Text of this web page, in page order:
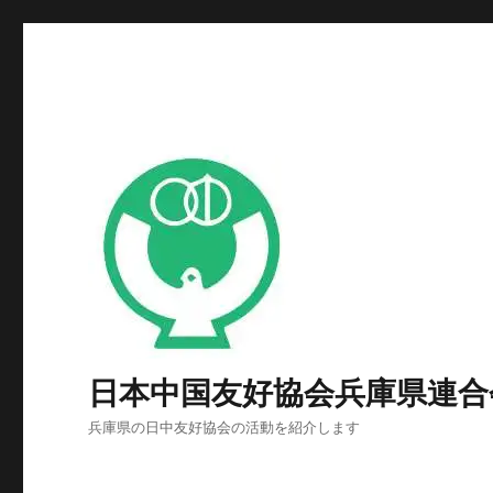
日本中国友好協会兵庫県連
兵庫県の日中友好協会の活動を紹介します